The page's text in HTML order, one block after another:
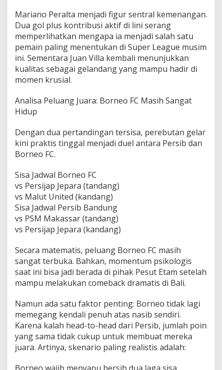
Mariano Peralta menjadi figur sentral kemenangan.
Dua gol plus kontribusi aktif di lini serang
memperlihatkan mengapa ia menjadi salah satu
pemain paling menentukan di Super League musim
ini. Sementara Juan Villa kembali menunjukkan
kualitas sebagai gelandang yang mampu hadir di
momen krusial.
Analisa Peluang Juara: Borneo FC Masih Sangat
Hidup
Dengan dua pertandingan tersisa, perebutan gelar
kini praktis tinggal menjadi duel antara Persib dan
Borneo FC.
Sisa Jadwal Borneo FC
vs Persijap Jepara (tandang)
vs Malut United (kandang)
Sisa Jadwal Persib Bandung
vs PSM Makassar (tandang)
vs Persijap Jepara (kandang)
Secara matematis, peluang Borneo FC masih
sangat terbuka. Bahkan, momentum psikologis
saat ini bisa jadi berada di pihak Pesut Etam setelah
mampu melakukan comeback dramatis di Bali.
Namun ada satu faktor penting: Borneo tidak lagi
memegang kendali penuh atas nasib sendiri.
Karena kalah head-to-head dari Persib, jumlah poin
yang sama tidak cukup untuk membuat mereka
juara. Artinya, skenario paling realistis adalah: